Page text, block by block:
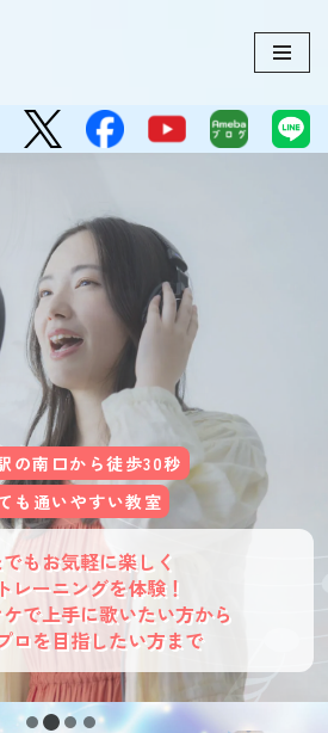
の南口から徒歩30秒
も通いやすい教室
もお気軽に楽しく
レーニングを体験！
で上手に歌いたい方から
ロを目指したい方まで